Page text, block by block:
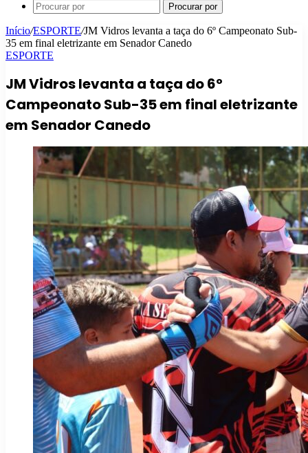
Procurar por
Início/ESPORTE/JM Vidros levanta a taça do 6º Campeonato Sub-
35 em final eletrizante em Senador Canedo
ESPORTE
JM Vidros levanta a taça do 6º
Campeonato Sub-35 em final eletrizante
em Senador Canedo